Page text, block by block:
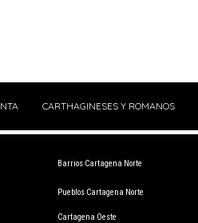
CARTHAGINESES Y ROMANOS
Barrios Cartagena Norte
Pueblos Cartagena Norte
Cartagena Oeste